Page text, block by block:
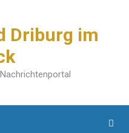
Driburg im